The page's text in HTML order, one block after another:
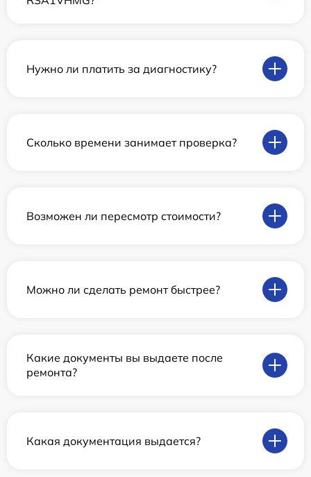
Нужно ли платить за диагностику?
Сколько времени занимает проверка?
Возможен ли пересмотр стоимости?
Можно ли сделать ремонт быстрее?
Какие документы вы выдаете после
ремонта?
Какая документация выдается?